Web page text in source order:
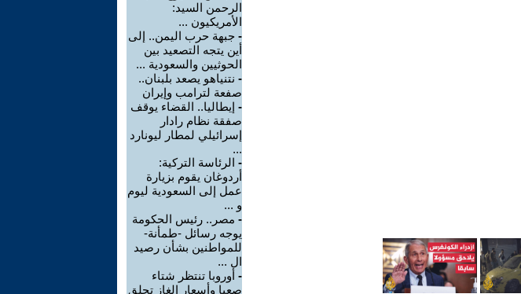
الرحمن السيد:
الأمريكيون ...
- جبهة حرب اليمن.. إلى
أين يتجه التصعيد بين
الحوثيين والسعودية ...
- نتنياهو يصعد بلبنان..
صفعة لترامب وإيران
- إيطاليا.. القضاء يوقف
صفقة نظام رادار
إسرائيلي لمطار ليونارد
...
- الرئاسة التركية:
أردوغان يقوم بزيارة
عمل إلى السعودية ليوم
و ...
- مصر.. رئيس الحكومة
يوجه رسائل -طمأنة-
للمواطنين بشأن رصيد
ال ...
- أوروبا تنتظر شتاء
صعبا وأسعار الغاز تحلق